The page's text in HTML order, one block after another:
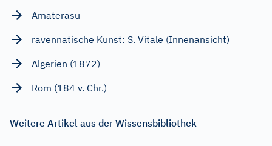
Amaterasu
ravennatische Kunst: S. Vitale (Innenansicht)
Algerien (1872)
Rom (184 v. Chr.)
Weitere Artikel aus der Wissensbibliothek